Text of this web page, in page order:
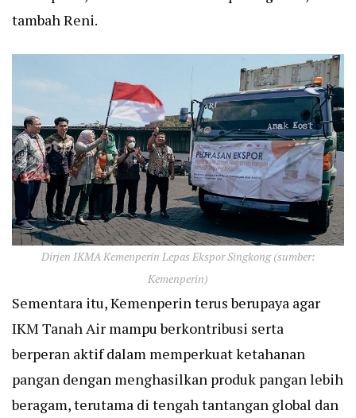
tambah Reni.
Dirjen IKMA Kemenperin Lepas Ekspor Singkong (sumber:
Kemenperin)
Sementara itu, Kemenperin terus berupaya agar
IKM Tanah Air mampu berkontribusi serta
berperan aktif dalam memperkuat ketahanan
pangan dengan menghasilkan produk pangan lebih
beragam, terutama di tengah tantangan global dan